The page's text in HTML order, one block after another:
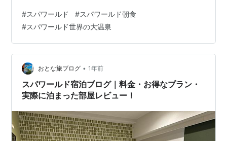
ルドの朝食は、併設ホテル「SPAWORLD
HOTEL&RESORT」に宿泊した方専用のビュッフェスタ
イルの朝食です。宿泊者のみが利用できるため、宿泊者
以外の一般利用はできません。 スパワールドに宿泊する
と、朝食ビュッフェが無料で提供されます（宿泊プラン
に含まれています）。追加料金なしで楽しめる…
#スパワールド #スパワールド朝食
#スパワールド世界の大温泉
おとな旅ブログ • 1年前
スパワールド宿泊ブログ｜料金・お得なプラン・
実際に泊まった部屋レビュー！